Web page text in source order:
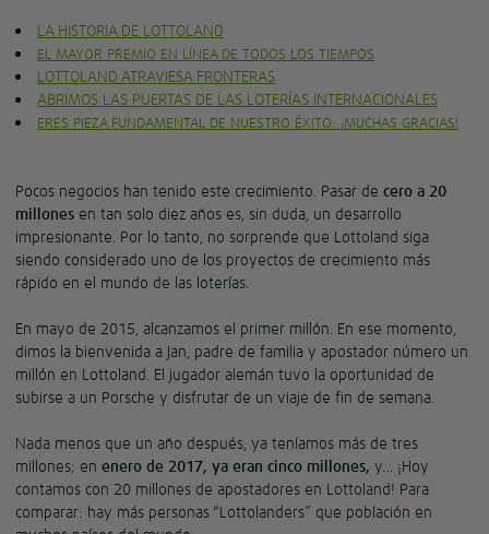
LA HISTORIA DE LOTTOLAND
EL MAYOR PREMIO EN LÍNEA DE TODOS LOS TIEMPOS
LOTTOLAND ATRAVIESA FRONTERAS
ABRIMOS LAS PUERTAS DE LAS LOTERÍAS INTERNACIONALES
ERES PIEZA FUNDAMENTAL DE NUESTRO ÉXITO: ¡MUCHAS GRACIAS!
Pocos negocios han tenido este crecimiento. Pasar de cero a 20
millones en tan solo diez años es, sin duda, un desarrollo
impresionante. Por lo tanto, no sorprende que Lottoland siga
siendo considerado uno de los proyectos de crecimiento más
rápido en el mundo de las loterías.
En mayo de 2015, alcanzamos el primer millón. En ese momento,
dimos la bienvenida a Jan, padre de familia y apostador número un
millón en Lottoland. El jugador alemán tuvo la oportunidad de
subirse a un Porsche y disfrutar de un viaje de fin de semana.
Nada menos que un año después, ya teníamos más de tres
millones; en enero de 2017, ya eran cinco millones, y… ¡Hoy
contamos con 20 millones de apostadores en Lottoland! Para
comparar: hay más personas “Lottolanders” que población en